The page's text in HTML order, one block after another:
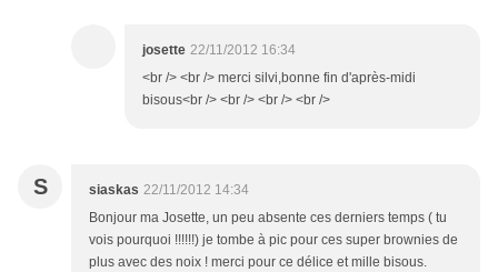
josette 22/11/2012 16:34
<br /> <br /> merci silvi,bonne fin d'après-midi
bisous<br /> <br /> <br /> <br />
S siaskas 22/11/2012 14:34
Bonjour ma Josette, un peu absente ces derniers temps ( tu
vois pourquoi !!!!!!) je tombe à pic pour ces super brownies de
plus avec des noix ! merci pour ce délice et mille bisous.